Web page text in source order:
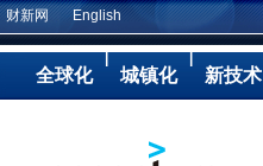
财新网 English
全球化 | 城镇化 | 新技术